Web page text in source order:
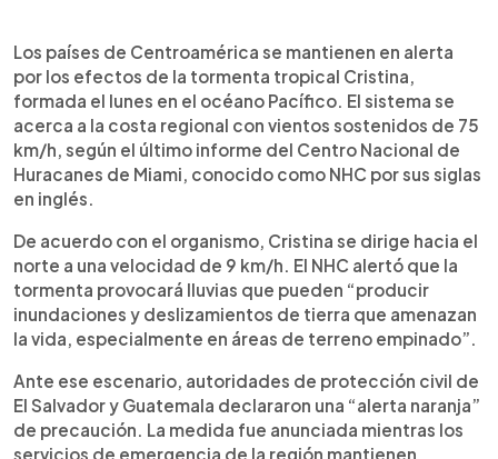
► Escuchar artículo
Los países de Centroamérica se mantienen en
alerta por los efectos de la tormenta tropical
Cristina, formada el lunes en el océano Pacífico.
Según el Centro Nacional de Huracanes de Miami,
el sistema se acerca a la costa regional con
vientos sostenidos de 75 km/h y se desplaza
hacia el norte a 9 km/h. El organismo advirtió que
las lluvias pueden provocar inundaciones y
deslizamientos de tierra que amenazan la vida. El
Salvador y Guatemala declararon alerta naranja;
Honduras activó alerta verde en nueve
departamentos, mientras Nicaragua llamó a la
población a alejarse de la costa.
Los países de Centroamérica se mantienen en alerta
por los efectos de la tormenta tropical Cristina,
formada el lunes en el océano Pacífico. El sistema se
acerca a la costa regional con vientos sostenidos de 75
km/h, según el último informe del Centro Nacional de
Huracanes de Miami, conocido como NHC por sus siglas
en inglés.
De acuerdo con el organismo, Cristina se dirige hacia el
norte a una velocidad de 9 km/h. El NHC alertó que la
tormenta provocará lluvias que pueden “producir
inundaciones y deslizamientos de tierra que amenazan
la vida, especialmente en áreas de terreno empinado”.
Ante ese escenario, autoridades de protección civil de
El Salvador y Guatemala declararon una “alerta naranja”
de precaución. La medida fue anunciada mientras los
servicios de emergencia de la región mantienen